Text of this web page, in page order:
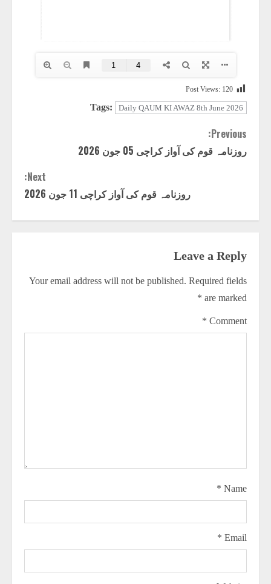
Post Views: 120
Tags: Daily QAUM KI AWAZ 8th June 2026
Continue
Previous:
روزنامہ قوم کی آواز کراچی 05 جون 2026
Next:
روزنامہ قوم کی آواز کراچی 11 جون 2026
Leave a Reply
Your email address will not be published. Required fields
are marked
*
Comment
*
Name
*
Email
*